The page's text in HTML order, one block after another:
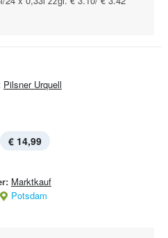
Pilsner Urquell
€ 14,99
Marktkauf
Potsdam